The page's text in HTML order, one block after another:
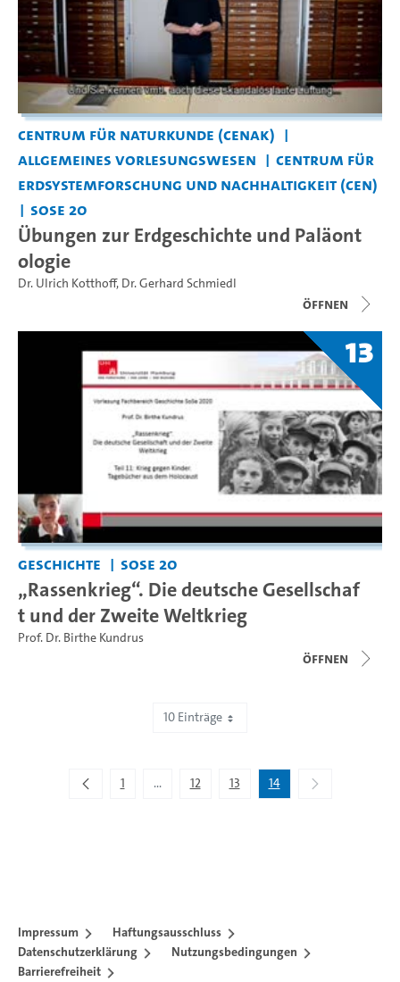
Centrum für Naturkunde (CeNak)
Allgemeines Vorlesungswesen
Centrum für
Erdsystemforschung und Nachhaltigkeit (CEN)
SoSe 20
Übungen zur Erdgeschichte und Paläont
ologie
Dr. Ulrich Kotthoff, Dr. Gerhard Schmiedl
Öffnen
13
Geschichte SoSe 20
„Rassenkrieg“. Die deutsche Gesellschaf
t und der Zweite Weltkrieg
Prof. Dr. Birthe Kundrus
Öffnen
10 Einträge
1 ...
Zwischenseiten Navigieren mit TAB-Taste.
12 13 14
Impressum
Haftungsausschluss
Datenschutzerklärung
Nutzungsbedingungen
Barrierefreiheit